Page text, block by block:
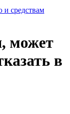
и средствам
может
в